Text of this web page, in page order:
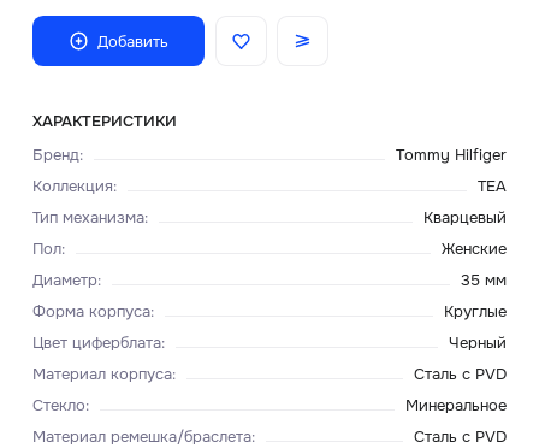
Добавить
ХАРАКТЕРИСТИКИ
Бренд:
Tommy Hilfiger
Коллекция:
TEA
Тип механизма:
Кварцевый
Пол:
Женские
Диаметр:
35 мм
Форма корпуса:
Круглые
Цвет циферблата:
Черный
Материал корпуса:
Сталь с PVD
Стекло:
Минеральное
Материал ремешка/браслета:
Сталь с PVD